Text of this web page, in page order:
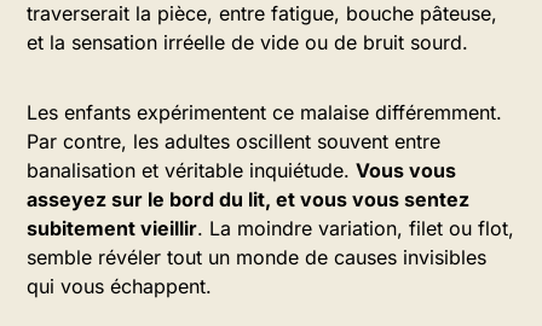
traverserait la pièce, entre fatigue, bouche pâteuse,
et la sensation irréelle de vide ou de bruit sourd.
Les enfants expérimentent ce malaise différemment.
Par contre, les adultes oscillent souvent entre
banalisation et véritable inquiétude. Vous vous
asseyez sur le bord du lit, et vous vous sentez
subitement vieillir. La moindre variation, filet ou flot,
semble révéler tout un monde de causes invisibles
qui vous échappent.